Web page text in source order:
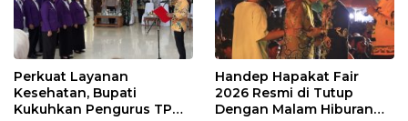
Perkuat Layanan
Kesehatan, Bupati
Kukuhkan Pengurus TP
Handep Hapakat Fair
2026 Resmi di Tutup
Dengan Malam Hiburan